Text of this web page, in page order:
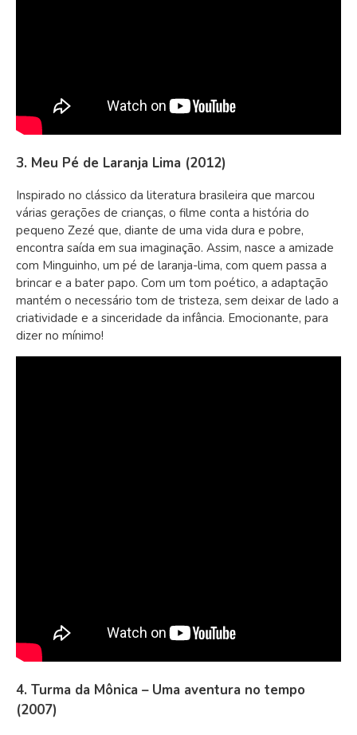
3. Meu Pé de Laranja Lima (2012)
Inspirado no clássico da literatura brasileira que marcou
várias gerações de crianças, o filme conta a história do
pequeno Zezé que, diante de uma vida dura e pobre,
encontra saída em sua imaginação. Assim, nasce a amizade
com Minguinho, um pé de laranja-lima, com quem passa a
brincar e a bater papo. Com um tom poético, a adaptação
mantém o necessário tom de tristeza, sem deixar de lado a
criatividade e a sinceridade da infância. Emocionante, para
dizer no mínimo!
4. Turma da Mônica – Uma aventura no tempo
(2007)